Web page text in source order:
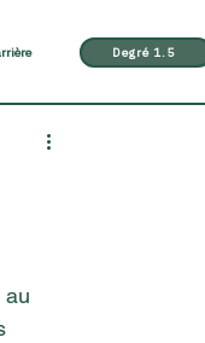
Degré 1.5
au